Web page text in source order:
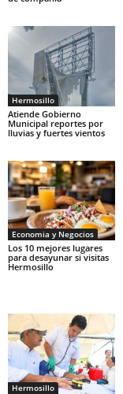
Hermosillo
Atiende Gobierno
Municipal reportes por
lluvias y fuertes vientos
Economia y Negocios
Los 10 mejores lugares
para desayunar si visitas
Hermosillo
Hermosillo